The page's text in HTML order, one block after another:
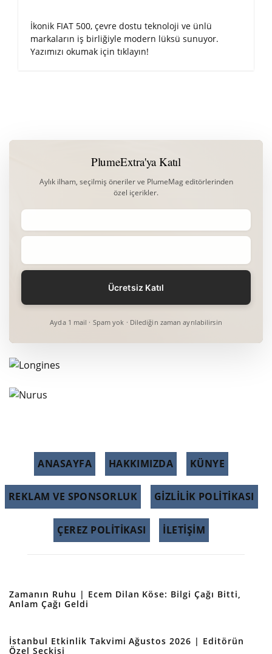
İkonik FIAT 500, çevre dostu teknoloji ve ünlü
markaların iş birliğiyle modern lüksü sunuyor.
Yazımızı okumak için tıklayın!
PlumeExtra'ya Katıl
Aylık ilham, seçilmiş öneriler ve PlumeMag editörlerinden
özel içerikler.
Ayda 1 mail · Spam yok · Dilediğin zaman ayrılabilirsin
ANASAYFA HAKKIMIZDA KÜNYE
REKLAM VE SPONSORLUK GIZLILIK POLITIKASI
ÇEREZ POLITIKASI İLETİŞİM
Zamanın Ruhu | Ecem Dilan Köse: Bilgi Çağı Bitti,
Anlam Çağı Geldi
İstanbul Etkinlik Takvimi Ağustos 2026 | Editörün
Özel Seçkisi